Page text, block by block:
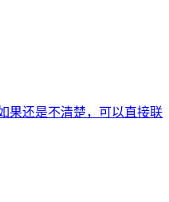
果还是不清楚，可以直接联